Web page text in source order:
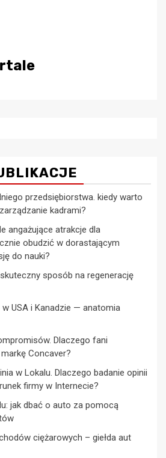
przedsiębiorstwa. kiedy warto
kadrami?
angażujące atrakcje dla
obudzić w dorastającym
do nauki?
sposób na regenerację
USA i Kanadzie — anatomia
Dlaczego fani
Concaver?
w Lokalu. Dlaczego badanie opinii
firmy w Internecie?
jak dbać o auto za pomocą
ciężarowych – giełda aut